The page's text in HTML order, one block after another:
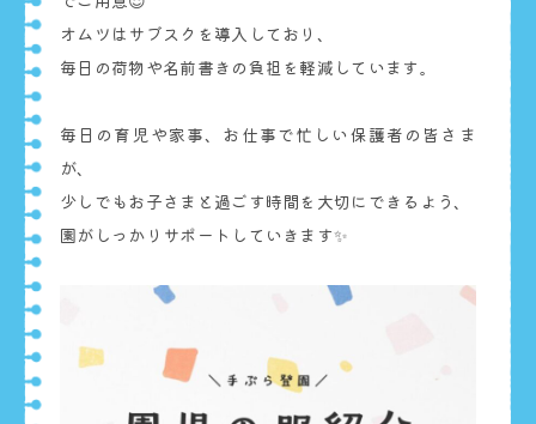
オムツはサブスクを導入しており、
毎日の荷物や名前書きの負担を軽減しています。
毎日の育児や家事、お仕事で忙しい保護者の皆さま
が、
少しでもお子さまと過ごす時間を大切にできるよう、
園がしっかりサポートしていきます✨